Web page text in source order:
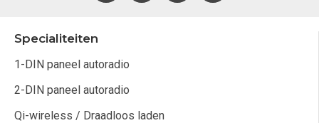
Specialiteiten
1-DIN paneel autoradio
2-DIN paneel autoradio
Qi-wireless / Draadloos laden